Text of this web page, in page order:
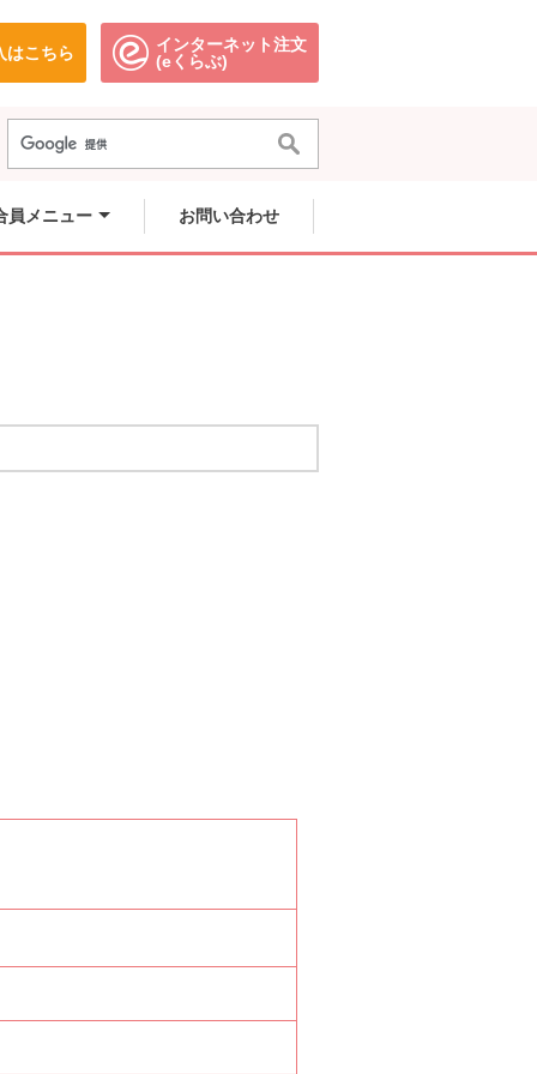
はこちら
のウィンドウで開きます。
インターネット注文
(eくらぶ)別のウィンドウで開きます。
員メニュー お問い合わせ